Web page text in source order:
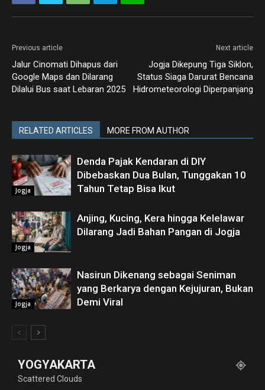
Previous article
Jalur Cinomati Dihapus dari
Google Maps dan Dilarang
Dilalui Bus saat Lebaran 2025
Next article
Jogja Dikepung Tiga Siklon,
Status Siaga Darurat Bencana
Hidrometeorologi Diperpanjang
RELATED ARTICLES MORE FROM AUTHOR
Jogja
Denda Pajak Kendaran di DIY
Dibebaskan Dua Bulan, Tunggakan 10
Tahun Tetap Bisa Ikut
Jogja
Anjing, Kucing, Kera hingga Kelelawar
Dilarang Jadi Bahan Pangan di Jogja
Jogja
Nasirun Dikenang sebagai Seniman
yang Berkarya dengan Kejujuran, Bukan
Demi Viral
YOGYAKARTA
Scattered Clouds